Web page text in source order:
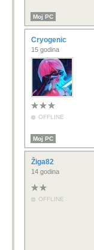
Moj PC
Cryogenic
15 godina
OFFLINE
Moj PC
Žiga82
14 godina
OFFLINE